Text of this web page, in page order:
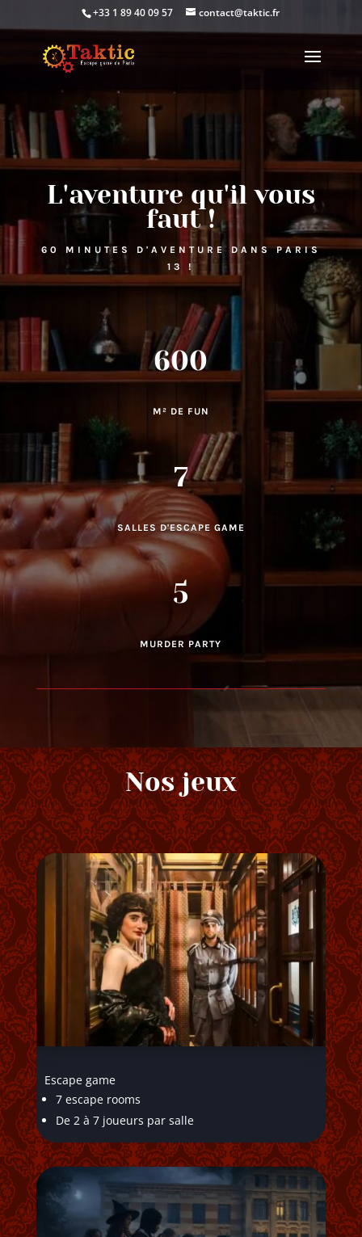
+33 1 89 40 09 57 contact@taktic.fr
L'aventure qu'il vous
faut !
60 MINUTES D'AVENTURE DANS PARIS
13 !
600
M² DE FUN
7
SALLES D'ESCAPE GAME
5
MURDER PARTY
Nos jeux
Escape game
7 escape rooms
De 2 à 7 joueurs par salle